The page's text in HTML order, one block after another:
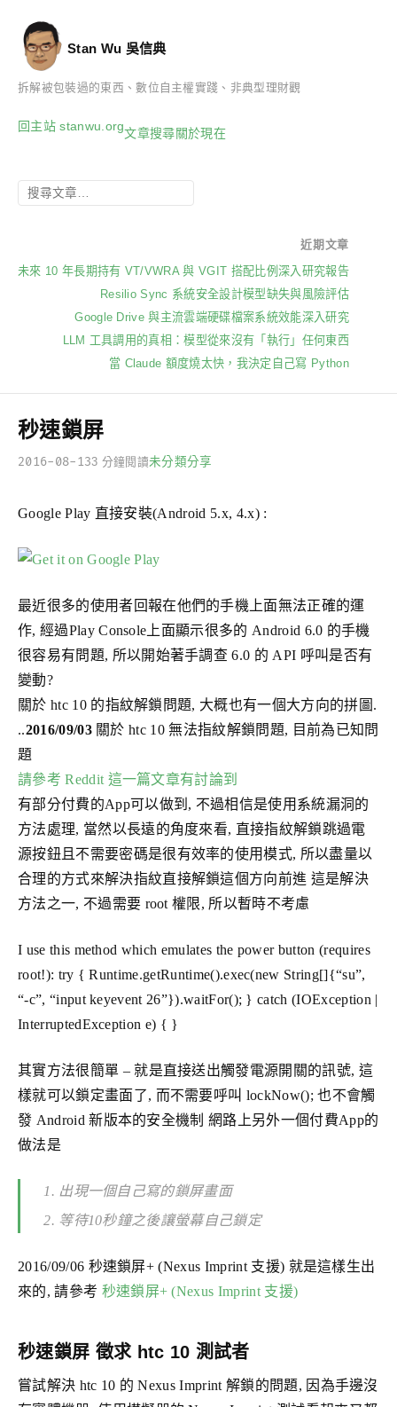
Stan Wu 吳信典
拆解被包裝過的東西、數位自主權實踐、非典型理財觀
回主站 stanwu.org文章搜尋關於現在
近期文章
未來 10 年長期持有 VT/VWRA 與 VGIT 搭配比例深入研究報告
Resilio Sync 系統安全設計模型缺失與風險評估
Google Drive 與主流雲端硬碟檔案系統效能深入研究
LLM 工具調用的真相：模型從來沒有「執行」任何東西
當 Claude 額度燒太快，我決定自己寫 Python
秒速鎖屏
2016-08-133 分鐘閱讀未分類分享
Google Play 直接安裝(Android 5.x, 4.x) :
最近很多的使用者回報在他們的手機上面無法正確的運
作, 經過Play Console上面顯示很多的 Android 6.0 的手機
很容易有問題, 所以開始著手調查 6.0 的 API 呼叫是否有
變動?
關於 htc 10 的指紋解鎖問題, 大概也有一個大方向的拼圖.
..2016/09/03關於 htc 10 無法指紋解鎖問題, 目前為已知問
題
請參考 Reddit 這一篇文章有討論到
有部分付費的App可以做到, 不過相信是使用系統漏洞的
方法處理, 當然以長遠的角度來看, 直接指紋解鎖跳過電
源按鈕且不需要密碼是很有效率的使用模式, 所以盡量以
合理的方式來解決指紋直接解鎖這個方向前進 這是解決
方法之一, 不過需要 root 權限, 所以暫時不考慮
I use this method which emulates the power button (requires
root!): try { Runtime.getRuntime().exec(new String[]{“su”,
“-c”, “input keyevent 26”}).waitFor(); } catch (IOException |
InterruptedException e) { }
其實方法很簡單 – 就是直接送出觸發電源開關的訊號, 這
樣就可以鎖定畫面了, 而不需要呼叫 lockNow(); 也不會觸
發 Android 新版本的安全機制 網路上另外一個付費App的
做法是
出現一個自己寫的鎖屏畫面
等待10秒鐘之後讓螢幕自己鎖定
2016/09/06 秒速鎖屏+ (Nexus Imprint 支援) 就是這樣生出
來的, 請參考 秒速鎖屏+ (Nexus Imprint 支援)
秒速鎖屏 徵求 htc 10 測試者
嘗試解決 htc 10 的 Nexus Imprint 解鎖的問題, 因為手邊沒